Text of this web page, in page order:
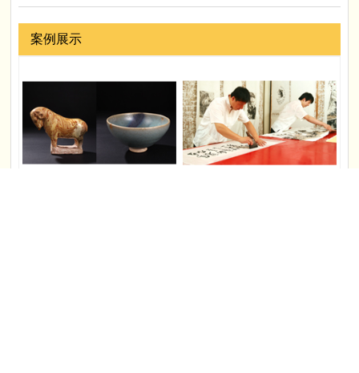
案例展示